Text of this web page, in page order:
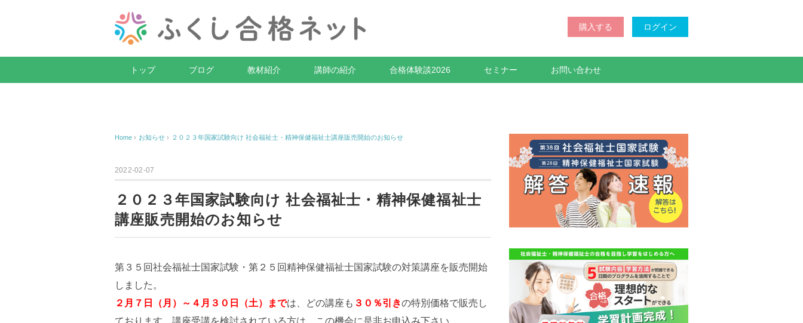
購入する ログイン
トップ ブログ 教材紹介 講師の紹介 合格体験談2026 セミナー お問い合わせ
Home › お知らせ › ２０２３年国家試験向け 社会福祉士・精神保健福祉士講座販売開始のお知らせ
2022-02-07
２０２３年国家試験向け 社会福祉士・精神保健福祉士
講座販売開始のお知らせ
第３５回社会福祉士国家試験・第２５回精神保健福祉士国家試験の対策講座を販売開始
しました。
２月７日（月）～４月３０日（土）までは、どの講座も ３０％引きの特別価格で販売し
ております。講座受講を検討されている方は、この機会に是非お申込み下さい。